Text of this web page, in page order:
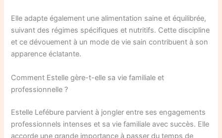
Elle adapte également une alimentation saine et équilibrée,
suivant des régimes spécifiques et nutritifs. Cette discipline
et ce dévouement à un mode de vie sain contribuent à son
apparence éclatante.
Comment Estelle gère-t-elle sa vie familiale et
professionnelle ?
Estelle Lefébure parvient à jongler entre ses engagements
professionnels intenses et sa vie familiale avec succès. Elle
accorde une grande importance à passer du temps de